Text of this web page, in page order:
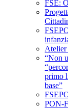
FSE:
Atelier
“Non
primo
base”
PON-